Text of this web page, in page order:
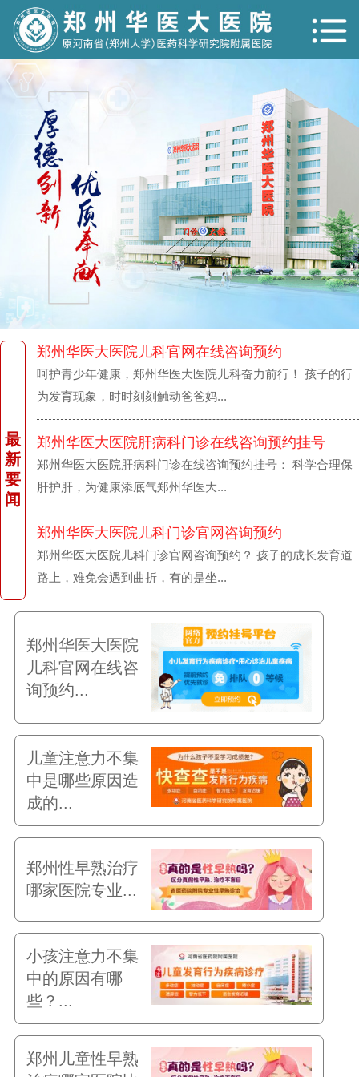
最
新
要
闻
郑州华医大医院儿科官网在线咨询预约
呵护青少年健康，郑州华医大医院儿科奋力前行！ 孩子的行
为发育现象，时时刻刻触动爸爸妈...
郑州华医大医院肝病科门诊在线咨询预约挂号
郑州华医大医院肝病科门诊在线咨询预约挂号： 科学合理保
肝护肝，为健康添底气郑州华医大...
郑州华医大医院儿科门诊官网咨询预约
郑州华医大医院儿科门诊官网咨询预约？ 孩子的成长发育道
路上，难免会遇到曲折，有的是坐...
郑州华医大医院
儿科官网在线咨
询预约...
儿童注意力不集
中是哪些原因造
成的...
郑州性早熟治疗
哪家医院专业...
小孩注意力不集
中的原因有哪
些？...
郑州儿童性早熟